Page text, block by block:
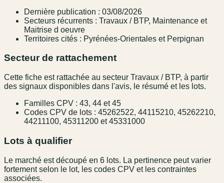
Dernière publication : 03/08/2026
Secteurs récurrents : Travaux / BTP, Maintenance et
Maitrise d oeuvre
Territoires cités : Pyrénées-Orientales et Perpignan
Secteur de rattachement
Cette fiche est rattachée au secteur Travaux / BTP, à partir
des signaux disponibles dans l'avis, le résumé et les lots.
Familles CPV : 43, 44 et 45
Codes CPV de lots : 45262522, 44115210, 45262210,
44211100, 45311200 et 45331000
Lots à qualifier
Le marché est découpé en 6 lots. La pertinence peut varier
fortement selon le lot, les codes CPV et les contraintes
associées.